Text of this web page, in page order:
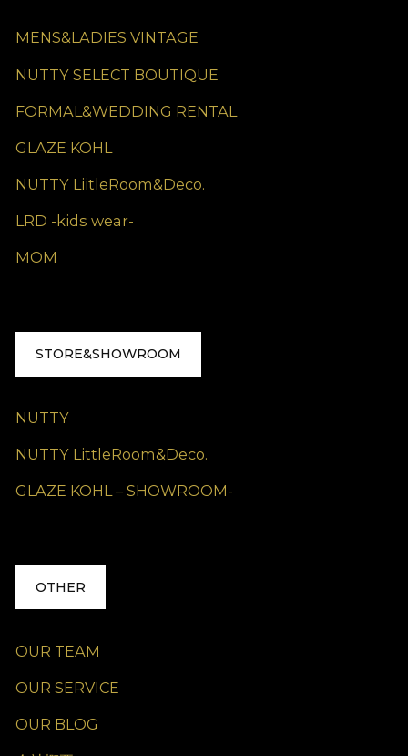
MENS&LADIES VINTAGE
NUTTY SELECT BOUTIQUE
FORMAL&WEDDING RENTAL
GLAZE KOHL
NUTTY LiitleRoom&Deco.
LRD -kids wear-
MOM
STORE&SHOWROOM
NUTTY
NUTTY LittleRoom&Deco.
GLAZE KOHL – SHOWROOM-
OTHER
OUR TEAM
OUR SERVICE
OUR BLOG